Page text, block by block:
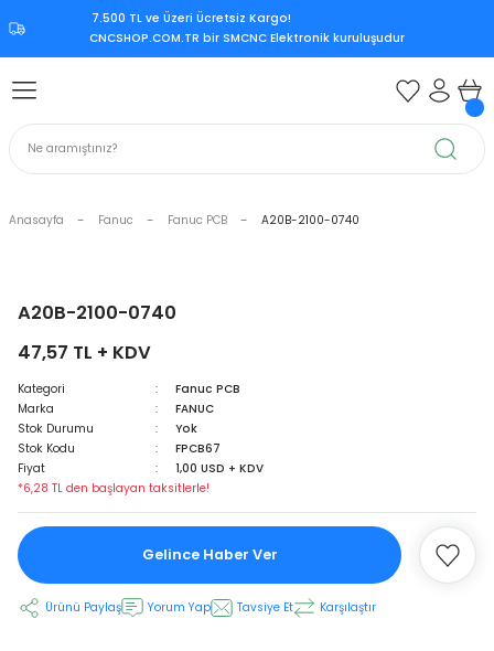
7.500 TL ve Üzeri Ücretsiz Kargo!‎
CNCSHOP.COM.TR ‎bir SMCNC Elektronik kuruluşudur
Geri Dön
Ünitesi
Geri Dön
Ünitesi
Mitsubishi CNC Kontrol
Mori Seiki CNC Kontrol Ünitesi
Sürücü
Supply
Geri Dön
Geri Dön
Anasayfa Fanuc Fanuc PCB A20B-2100-0740
A20B-2100-0740
47,57 TL + KDV
Kategori
Fanuc PCB
Marka
FANUC
Stok Durumu
Yok
Stok Kodu
FPCB67
Fiyat
1,00 USD + KDV
*6,28 TL den başlayan taksitlerle!
Gelince Haber Ver
Ürünü Paylaş Yorum Yap Tavsiye Et Karşılaştır